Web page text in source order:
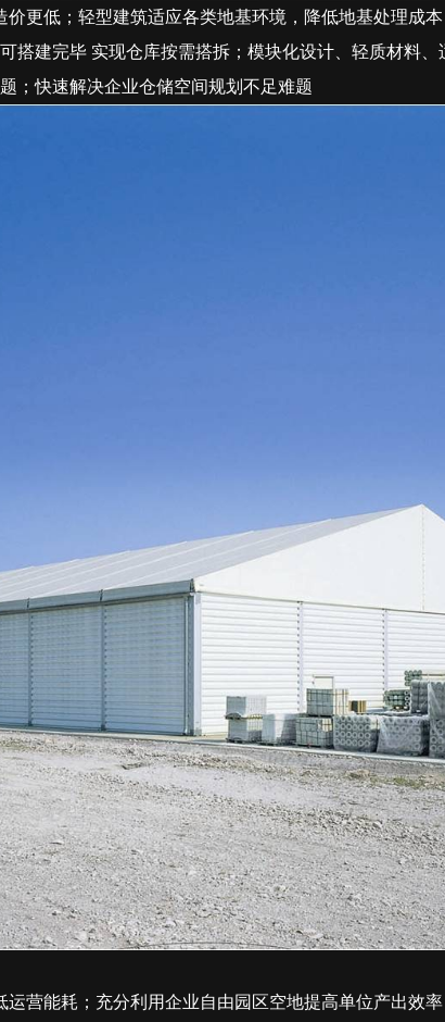
价更低；轻型建筑适应各类地基环境，降低地基处理成
搭建完毕 实现仓库按需搭拆；模块化设计、轻质材料
；快速解决企业仓储空间规划不足难题
营能耗；充分利用企业自由园区空地提高单位产出效